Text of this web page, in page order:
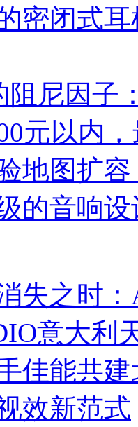
密闭式耳
阻尼因子
元以内
地图扩
的音响
失之时
意大利
佳能共
效新范式